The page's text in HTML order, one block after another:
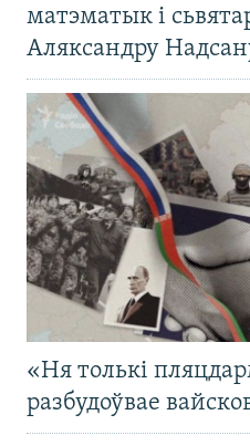
матэматык і
Аляксандру
«Ня толькі
разбудоўвае